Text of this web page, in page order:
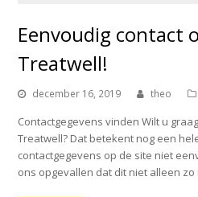
Eenvoudig contact
Treatwell!
december 16, 2019 theo
Contactgegevens vinden Wilt u
Treatwell? Dat betekent nog een
contactgegevens op de site niet
ons opgevallen dat dit niet alleen